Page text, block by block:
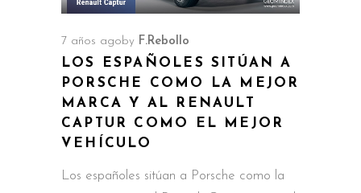
7 años agoby F.Rebollo
LOS ESPAÑOLES SITÚAN A
PORSCHE COMO LA MEJOR
MARCA Y AL RENAULT
CAPTUR COMO EL MEJOR
VEHÍCULO
Los españoles sitúan a Porsche como la